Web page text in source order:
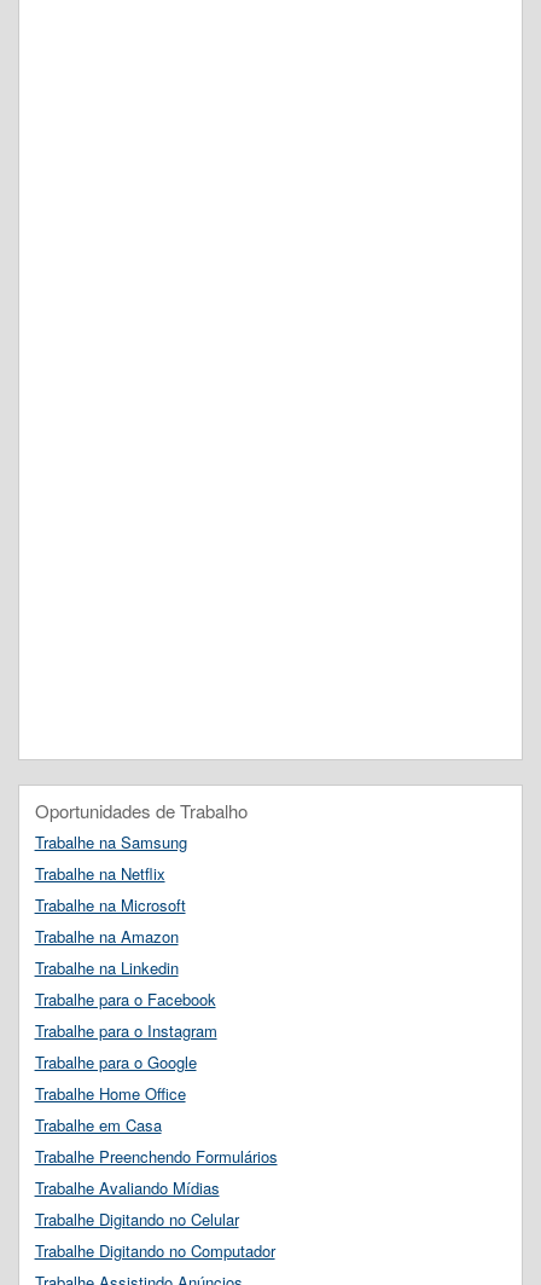
Oportunidades de Trabalho
Trabalhe na Samsung
Trabalhe na Netflix
Trabalhe na Microsoft
Trabalhe na Amazon
Trabalhe na Linkedin
Trabalhe para o Facebook
Trabalhe para o Instagram
Trabalhe para o Google
Trabalhe Home Office
Trabalhe em Casa
Trabalhe Preenchendo Formulários
Trabalhe Avaliando Mídias
Trabalhe Digitando no Celular
Trabalhe Digitando no Computador